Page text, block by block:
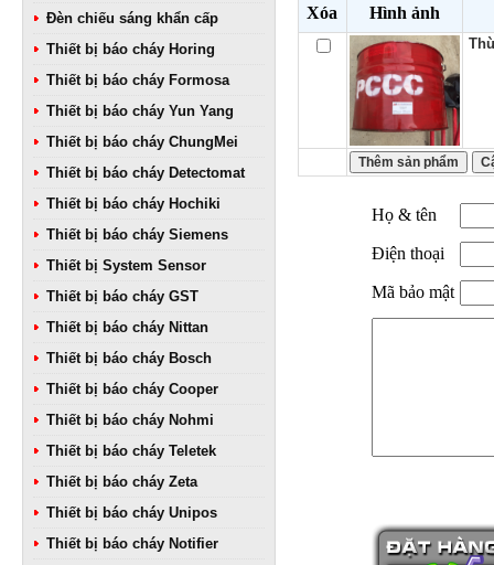
Đèn chiếu sáng khẩn cấp
Thiết bị báo cháy Horing
Thiết bị báo cháy Formosa
Thiết bị báo cháy Yun Yang
Thiết bị báo cháy ChungMei
Thiết bị báo cháy Detectomat
Thiết bị báo cháy Hochiki
Thiết bị báo cháy Siemens
Thiết bị System Sensor
Thiết bị báo cháy GST
Thiết bị báo cháy Nittan
Thiết bị báo cháy Bosch
Thiết bị báo cháy Cooper
Thiết bị báo cháy Nohmi
Thiết bị báo cháy Teletek
Thiết bị báo cháy Zeta
Thiết bị báo cháy Unipos
Thiết bị báo cháy Notifier
Xóa Hình ảnh
Họ & tên
Điện thoại
Mã bảo mật